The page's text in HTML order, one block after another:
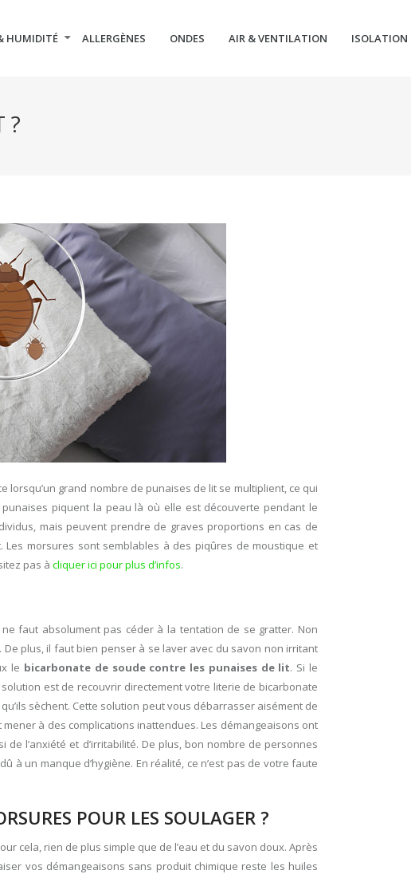
HUMIDITÉ ALLERGÈNES ONDES AIR & VENTILATION ISOLATION
?
lorsqu’un grand nombre de punaises de lit se multiplient, ce qui
piquent la peau là où elle est découverte pendant le
mais peuvent prendre de graves proportions en cas de
morsures sont semblables à des piqûres de moustique et
pas à cliquer ici pour plus d’infos.
faut absolument pas céder à la tentation de se gratter. Non
plus, il faut bien penser à se laver avec du savon non irritant
le bicarbonate de soude contre les punaises de lit. Si le
est de recouvrir directement votre literie de bicarbonate
sèchent. Cette solution peut vous débarrasser aisément de
à des complications inattendues. Les démangeaisons ont
l’anxiété et d’irritabilité. De plus, bon nombre de personnes
à un manque d’hygiène. En réalité, ce n’est pas de votre faute
POUR LES SOULAGER ?
cela, rien de plus simple que de l’eau et du savon doux. Après
vos démangeaisons sans produit chimique reste les huiles